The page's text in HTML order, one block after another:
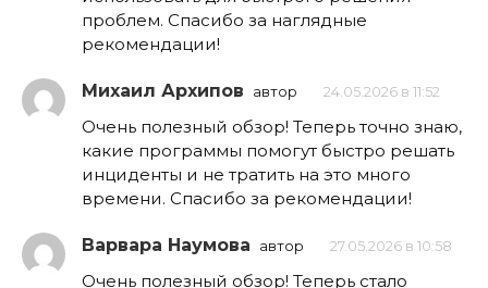
проблем. Спасибо за наглядные
рекомендации!
Михаил Архипов автор 24.05.2026 в 11:52
Очень полезный обзор! Теперь точно знаю,
какие программы помогут быстро решать
инциденты и не тратить на это много
времени. Спасибо за рекомендации!
Варвара Наумова автор 27.05.2026 в 10:58
Очень полезный обзор! Теперь стало